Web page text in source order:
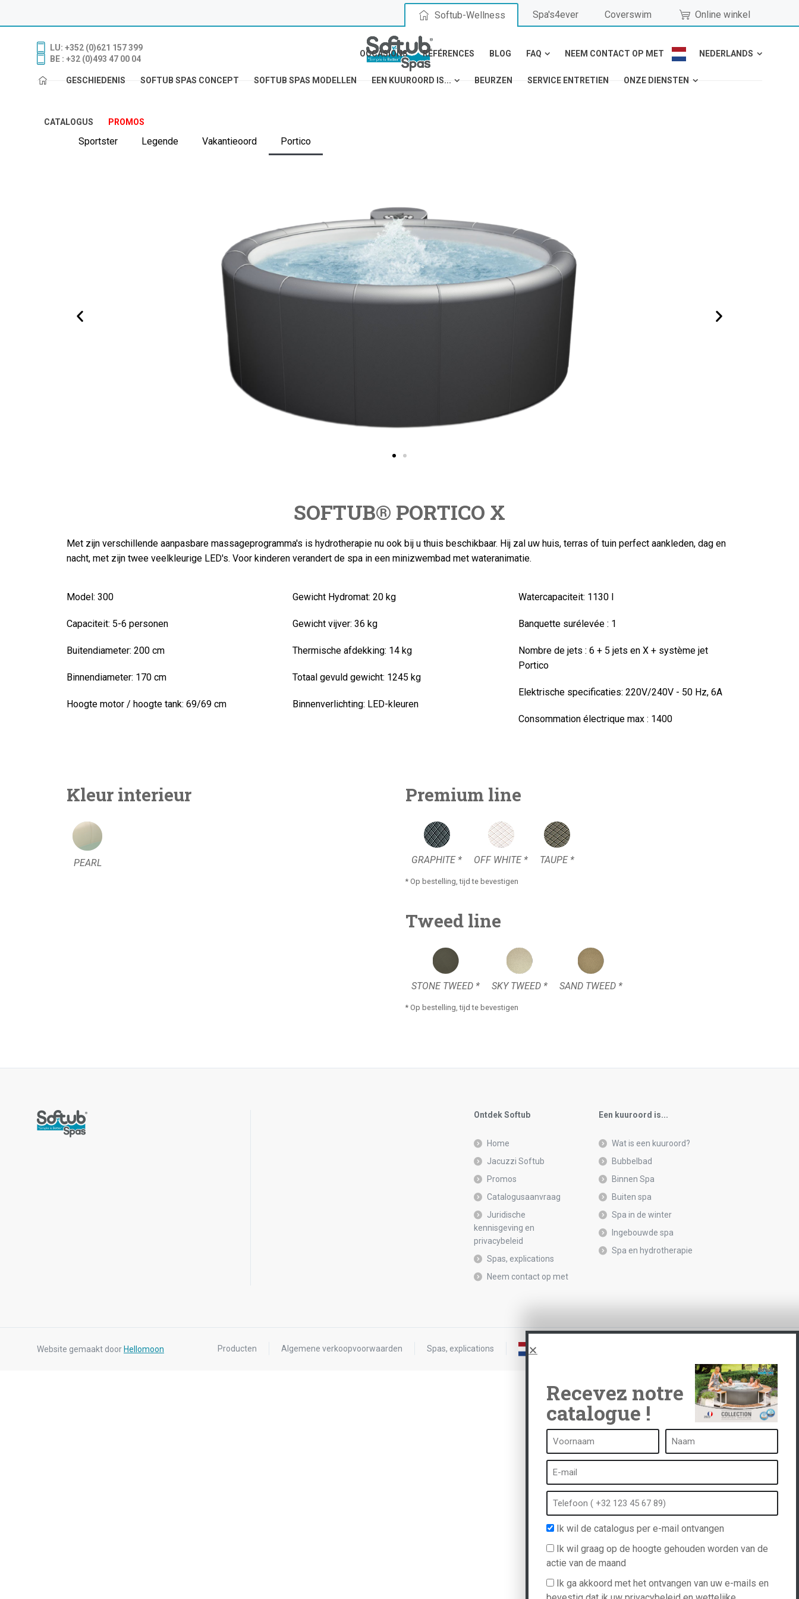
Softub-Wellness Spa's4ever Coverswim Online winkel
LU: +352 (0)621 157 399
BE : +32 (0)493 47 00 04
OCCASIONS RÉFÉRENCES BLOG FAQ NEEM CONTACT OP MET NEDERLANDS
GESCHIEDENIS SOFTUB SPAS CONCEPT SOFTUB SPAS MODELLEN EEN KUUROORD IS... BEURZEN SERVICE ENTRETIEN ONZE DIENSTEN
CATALOGUS PROMOS
Sportster Legende Vakantieoord Portico
SOFTUB® PORTICO X
Met zijn verschillende aanpasbare massageprogramma's is hydrotherapie nu ook bij u thuis beschikbaar. Hij zal uw huis, terras of tuin perfect aankleden, dag en
nacht, met zijn twee veelkleurige LED's. Voor kinderen verandert de spa in een minizwembad met wateranimatie.
Model: 300
Capaciteit: 5-6 personen
Buitendiameter: 200 cm
Binnendiameter: 170 cm
Hoogte motor / hoogte tank: 69/69 cm
Gewicht Hydromat: 20 kg
Gewicht vijver: 36 kg
Thermische afdekking: 14 kg
Totaal gevuld gewicht: 1245 kg
Binnenverlichting: LED-kleuren
Watercapaciteit: 1130 l
Banquette surélevée : 1
Nombre de jets : 6 + 5 jets en X + système jet
Portico
Elektrische specificaties: 220V/240V - 50 Hz, 6A
Consommation électrique max : 1400
Kleur interieur
PEARL
Premium line
GRAPHITE * OFF WHITE * TAUPE *
* Op bestelling, tijd te bevestigen
Tweed line
STONE TWEED * SKY TWEED * SAND TWEED *
* Op bestelling, tijd te bevestigen
Ontdek Softub
Home
Jacuzzi Softub
Promos
Catalogusaanvraag
Juridische
kennisgeving en
privacybeleid
Spas, explications
Neem contact op met
Een kuuroord is...
Wat is een kuuroord?
Bubbelbad
Binnen Spa
Buiten spa
Spa in de winter
Ingebouwde spa
Spa en hydrotherapie
Website gemaakt door Hellomoon Producten Algemene verkoopvoorwaarden Spas, explications
Recevez notre
catalogue !
Ik wil de catalogus per e-mail ontvangen
Ik wil graag op de hoogte gehouden worden van de
actie van de maand
Ik ga akkoord met het ontvangen van uw e-mails en